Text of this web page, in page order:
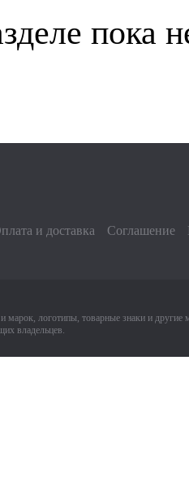
пока
и доставка Соглашение
марок, логотипы, товарные знаки и другие
владельцев.